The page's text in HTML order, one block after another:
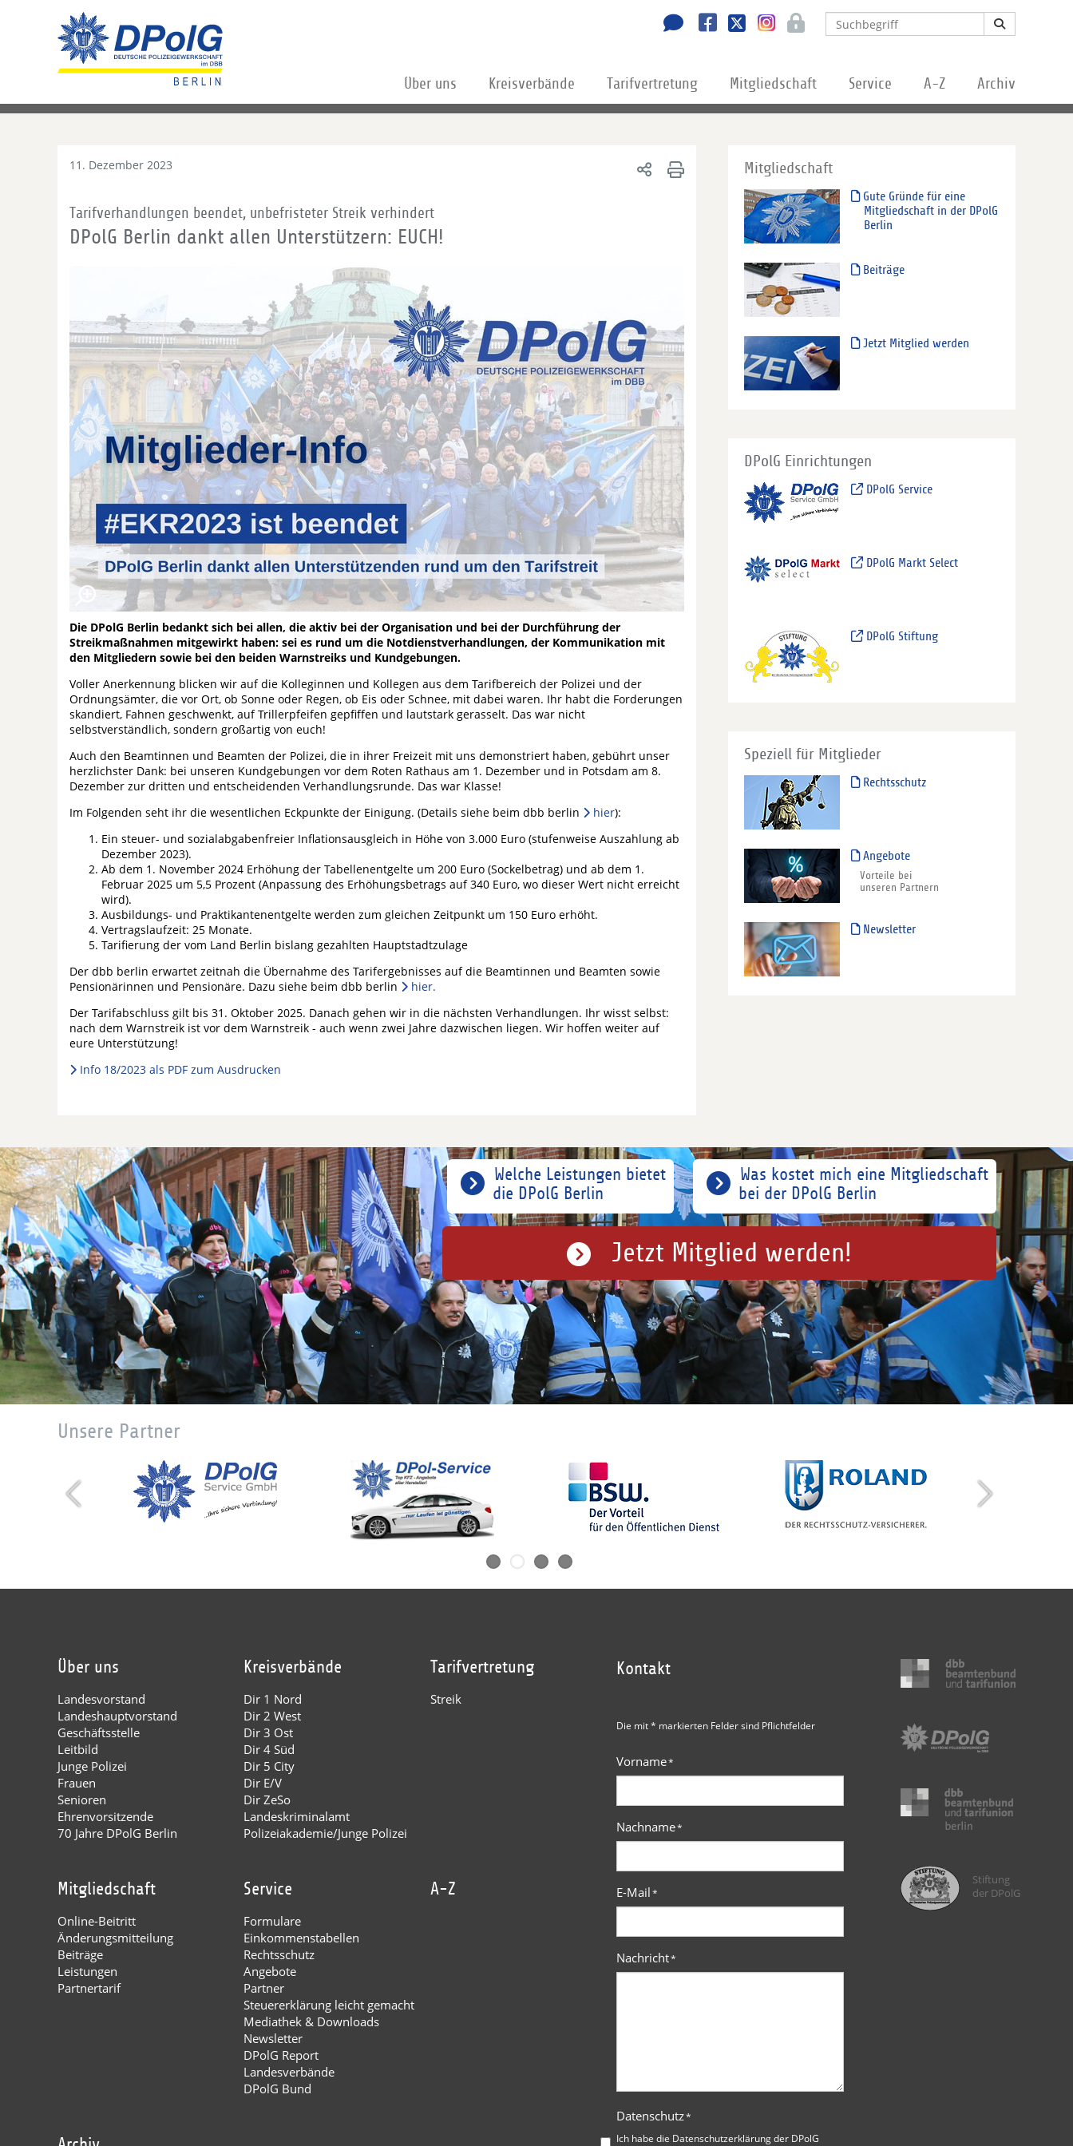
Über uns Kreisverbände Tarifvertretung Mitgliedschaft Service A-Z Archiv
11. Dezember 2023
Tarifverhandlungen beendet, unbefristeter Streik verhindert
DPolG Berlin dankt allen Unterstützern: EUCH!
Die DPolG Berlin bedankt sich bei allen, die aktiv bei der Organisation und bei der Durchführung der
Streikmaßnahmen mitgewirkt haben: sei es rund um die Notdienstverhandlungen, der Kommunikation mit
den Mitgliedern sowie bei den beiden Warnstreiks und Kundgebungen.
Voller Anerkennung blicken wir auf die Kolleginnen und Kollegen aus dem Tarifbereich der Polizei und der
Ordnungsämter, die vor Ort, ob Sonne oder Regen, ob Eis oder Schnee, mit dabei waren. Ihr habt die Forderungen
skandiert, Fahnen geschwenkt, auf Trillerpfeifen gepfiffen und lautstark gerasselt. Das war nicht
selbstverständlich, sondern großartig von euch!
Auch den Beamtinnen und Beamten der Polizei, die in ihrer Freizeit mit uns demonstriert haben, gebührt unser
herzlichster Dank: bei unseren Kundgebungen vor dem Roten Rathaus am 1. Dezember und in Potsdam am 8.
Dezember zur dritten und entscheidenden Verhandlungsrunde. Das war Klasse!
Im Folgenden seht ihr die wesentlichen Eckpunkte der Einigung. (Details siehe beim dbb berlin
hier):
Ein steuer- und sozialabgabenfreier Inflationsausgleich in Höhe von 3.000 Euro (stufenweise Auszahlung ab
Dezember 2023).
Ab dem 1. November 2024 Erhöhung der Tabellenentgelte um 200 Euro (Sockelbetrag) und ab dem 1.
Februar 2025 um 5,5 Prozent (Anpassung des Erhöhungsbetrags auf 340 Euro, wo dieser Wert nicht erreicht
wird).
Ausbildungs- und Praktikantenentgelte werden zum gleichen Zeitpunkt um 150 Euro erhöht.
Vertragslaufzeit: 25 Monate.
Tarifierung der vom Land Berlin bislang gezahlten Hauptstadtzulage
Der dbb berlin erwartet zeitnah die Übernahme des Tarifergebnisses auf die Beamtinnen und Beamten sowie
Pensionärinnen und Pensionäre. Dazu siehe beim dbb berlin
hier.
Der Tarifabschluss gilt bis 31. Oktober 2025. Danach gehen wir in die nächsten Verhandlungen. Ihr wisst selbst:
nach dem Warnstreik ist vor dem Warnstreik - auch wenn zwei Jahre dazwischen liegen. Wir hoffen weiter auf
eure Unterstützung!
Info 18/2023 als PDF zum Ausdrucken
Mitgliedschaft
Gute Gründe für eine
Mitgliedschaft in der DPolG
Berlin
Beiträge
Jetzt Mitglied werden
DPolG Einrichtungen
DPolG Service
DPolG Markt Select
DPolG Stiftung
Speziell für Mitglieder
Rechtsschutz
Angebote
Vorteile bei
unseren Partnern
Newsletter
Was kostet mich eine Mitgliedschaft
bei der DPolG Berlin
Welche Leistungen bietet
die DPolG Berlin
Jetzt Mitglied werden!
Unsere Partner
Über uns
Landesvorstand
Landeshauptvorstand
Geschäftsstelle
Leitbild
Junge Polizei
Frauen
Senioren
Ehrenvorsitzende
70 Jahre DPolG Berlin
Kreisverbände
Dir 1 Nord
Dir 2 West
Dir 3 Ost
Dir 4 Süd
Dir 5 City
Dir E/V
Dir ZeSo
Landeskriminalamt
Polizeiakademie/Junge Polizei
Tarifvertretung
Streik
Mitgliedschaft
Online-Beitritt
Änderungsmitteilung
Beiträge
Leistungen
Partnertarif
Service
Formulare
Einkommenstabellen
Rechtsschutz
Angebote
Partner
Steuererklärung leicht gemacht
Mediathek & Downloads
Newsletter
DPolG Report
Landesverbände
DPolG Bund
A-Z
Kontakt
Die mit * markierten Felder sind Pflichtfelder
Vorname*
Nachname*
E-Mail*
Nachricht*
Datenschutz*
Ich habe die Datenschutzerklärung der DPolG
Stiftung
der DPolG